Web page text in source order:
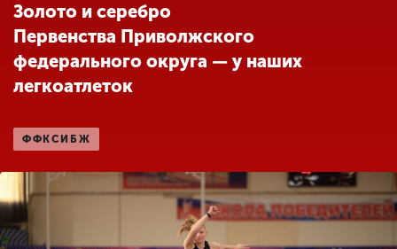
Наука
Международная
деятельность
Другие виды
деятельности
Студенческая жизнь
Золото и серебро
Первенства Приволжского
федерального округа — у наших
легкоатлеток
ФФКСИБЖ